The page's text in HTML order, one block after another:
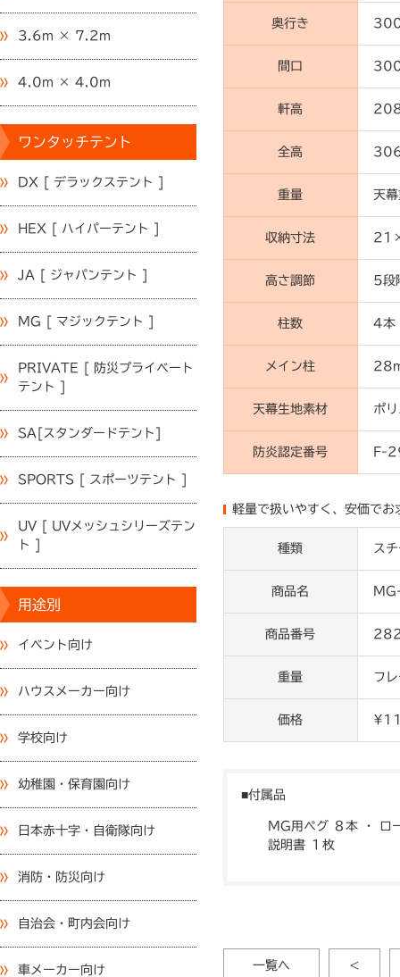
3.6m × 7.2m
4.0m × 4.0m
ワンタッチテント
DX [ デラックステント ]
HEX [ ハイパーテント ]
JA [ ジャパンテント ]
MG [ マジックテント ]
PRIVATE [ 防災プライベート
テント ]
SA[スタンダードテント]
SPORTS [ スポーツテント ]
UV [ UVメッシュシリーズテン
ト ]
用途別
イベント向け
ハウスメーカー向け
学校向け
幼稚園・保育園向け
日本赤十字・自衛隊向け
消防・防災向け
自治会・町内会向け
車メーカー向け
奥行き
間口
軒高
全高
重量 天
収納寸法
高さ調節 5段
柱数 4本
メイン柱
天幕生地素材 ポ
防炎認定番号 F-
軽量で扱いやすく、安価でお
種類 ス
商品名
商品番号
重量 フ
価格
付属品
MG用ペグ ８本 ・ ロ
説明書 １枚
一覧へ <